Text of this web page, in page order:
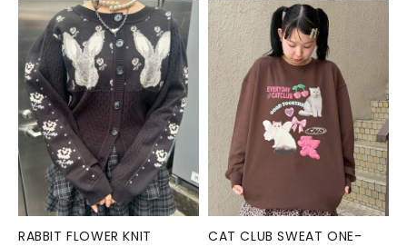
RABBIT FLOWER KNIT
CAT CLUB SWEAT ONE-